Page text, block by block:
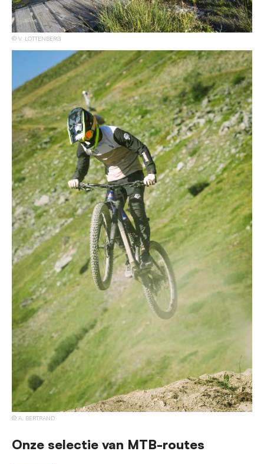
V. LOTTENBERG
A. BERTRAND
Onze selectie van MTB-routes